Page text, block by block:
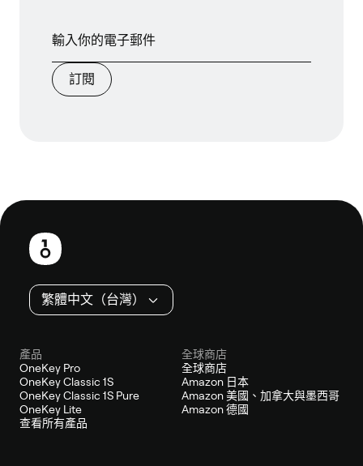
訂閱
頁
繁體中文（台灣）
產品
OneKey Pro
OneKey Classic 1S
OneKey Classic 1S Pure
OneKey Lite
查看所有產品
全球商店
全球商店
Amazon 日本
Amazon 美國、加拿大與墨西哥
Amazon 德國